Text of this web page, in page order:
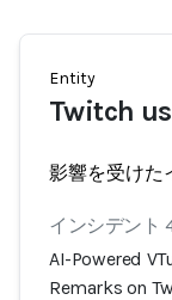
Entity
Twitch
影響を受けた
インシデント
AI-Powered
Remarks on